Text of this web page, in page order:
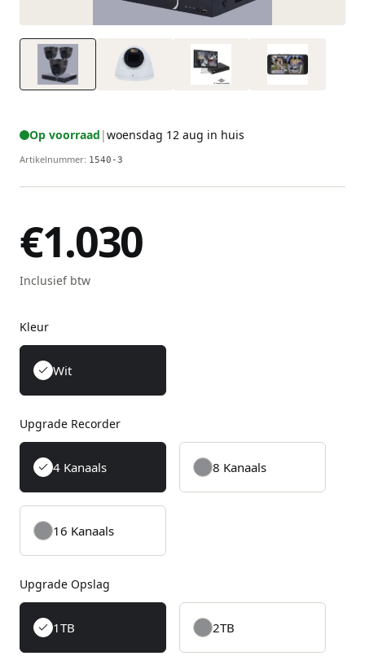
Op voorraad |woensdag 12 aug in huis
Artikelnummer: 1540-3
€1.030
Inclusief btw
Kleur
Wit
Upgrade Recorder
4 Kanaals 8 Kanaals
16 Kanaals
Upgrade Opslag
1TB 2TB